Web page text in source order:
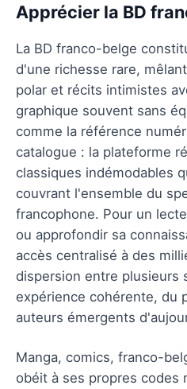
Apprécier la BD
La BD franco-belge
d'une richesse rare,
polar et récits intimistes
graphique souvent sans
comme la référence
catalogue : la plateforme
classiques indémodables
couvrant l'ensemble du
francophone. Pour un
ou approfondir sa
accès centralisé à des
dispersion entre plusieurs
expérience cohérente, du
auteurs émergents
Manga, comics, franco-
obéit à ses propres codes